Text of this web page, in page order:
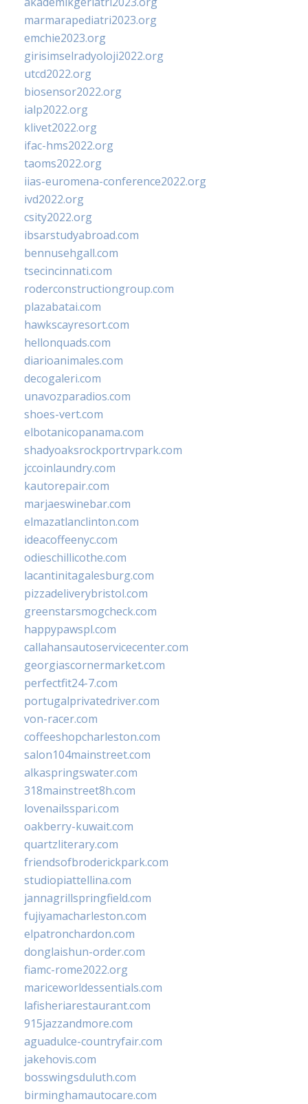
marmarapediatri2023.org
emchie2023.org
girisimselradyoloji2022.org
utcd2022.org
biosensor2022.org
ialp2022.org
klivet2022.org
ifac-hms2022.org
taoms2022.org
iias-euromena-conference2022.org
ivd2022.org
csity2022.org
ibsarstudyabroad.com
bennusehgall.com
tsecincinnati.com
roderconstructiongroup.com
plazabatai.com
hawkscayresort.com
hellonquads.com
diarioanimales.com
decogaleri.com
unavozparadios.com
shoes-vert.com
elbotanicopanama.com
shadyoaksrockportrvpark.com
jccoinlaundry.com
kautorepair.com
marjaeswinebar.com
elmazatlanclinton.com
ideacoffeenyc.com
odieschillicothe.com
lacantinitagalesburg.com
pizzadeliverybristol.com
greenstarsmogcheck.com
happypawspl.com
callahansautoservicecenter.com
georgiascornermarket.com
perfectfit24-7.com
portugalprivatedriver.com
von-racer.com
coffeeshopcharleston.com
salon104mainstreet.com
alkaspringswater.com
318mainstreet8h.com
lovenailsspari.com
oakberry-kuwait.com
quartzliterary.com
friendsofbroderickpark.com
studiopiattellina.com
jannagrillspringfield.com
fujiyamacharleston.com
elpatronchardon.com
donglaishun-order.com
fiamc-rome2022.org
mariceworldessentials.com
lafisheriarestaurant.com
915jazzandmore.com
aguadulce-countryfair.com
jakehovis.com
bosswingsduluth.com
birminghamautocare.com